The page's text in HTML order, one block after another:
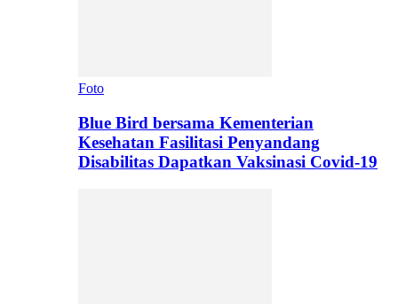
Foto
Blue Bird bersama Kementerian
Kesehatan Fasilitasi Penyandang
Disabilitas Dapatkan Vaksinasi Covid-19